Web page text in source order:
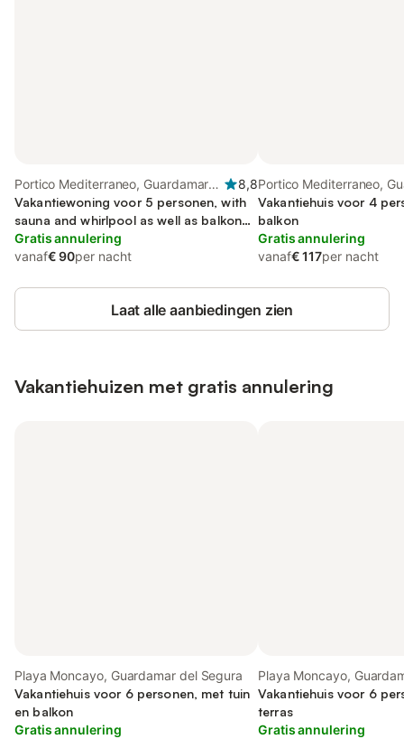
Portico Mediterraneo, Guardamar
del Segura
8,8
Vakantiewoning voor 5 personen, with
sauna and whirlpool as well as balkon
and kinderzwembad, met huisdier
Gratis annulering
vanaf€ 90per nacht
Portico Mediterraneo,
del Segura
Vakantiehuis voor 4
balkon
Gratis annulering
vanaf€ 117per nacht
Laat alle aanbiedingen zien
Vakantiehuizen met gratis annulering
Playa Moncayo, Guardamar del Segura
Vakantiehuis voor 6 personen, met tuin
en balkon
Gratis annulering
Playa Moncayo,
Vakantiehuis voor 6
terras
Gratis annulering